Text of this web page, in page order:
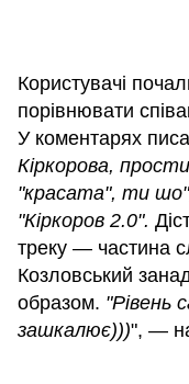
Користувачі
порівнювати
У коментарях
Кіркорова,
"красата", ти
"Кіркоров 2.0".
треку — частина
Козловський
образом. "Рівень
зашкалює)))", —